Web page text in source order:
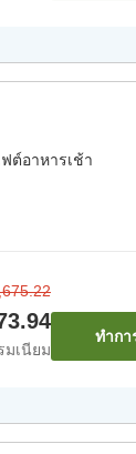
ต์อาหารเช้า
มเนียม
ทำกา